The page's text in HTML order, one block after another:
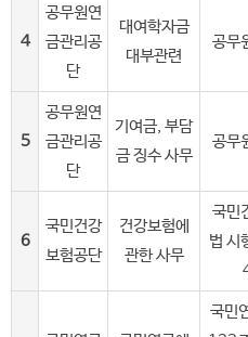
4
공무원연
금관리공
단
대여학자금
대부관련
공무
5
공무원연
금관리공
단
기여금, 부담
금 징수 사무
공무
6
국민건강
보험공단
건강보험에
관한 사무
국민
법 시
국민